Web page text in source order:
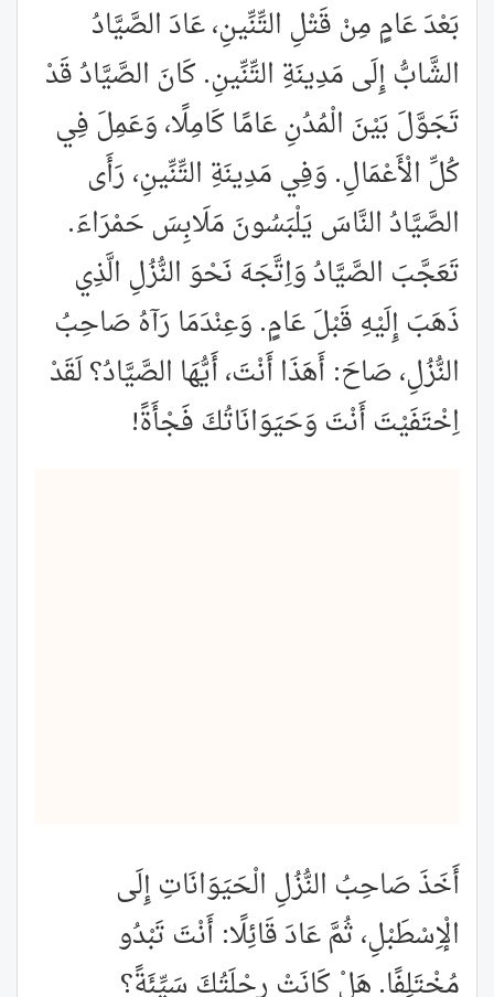
بَعْدَ عَامٍ مِنْ قَتْلِ التِّنِّينِ، عَادَ الصَّيَّادُ
الشَّابُّ إِلَى مَدِينَةِ التِّنِّينِ. كَانَ الصَّيَّادُ قَدْ
تَجَوَّلَ بَيْنَ الْمُدُنِ عَامًا كَامِلًا، وَعَمِلَ فِي
كُلِّ الْأَعْمَالِ. وَفِي مَدِينَةِ التِّنِّينِ، رَأَى
الصَّيَّادُ النَّاسَ يَلْبَسُونَ مَلَابِسَ حَمْرَاءَ.
تَعَجَّبَ الصَّيَّادُ وَاِتَّجَهَ نَحْوَ النُّزُلِ الَّذِي
ذَهَبَ إِلَيْهِ قَبْلَ عَامٍ. وَعِنْدَمَا رَآهُ صَاحِبُ
النُّزُلِ، صَاحَ: أَهَذَا أَنْتَ، أَيُّهَا الصَّيَّادُ؟ لَقَدْ
اِخْتَفَيْتَ أَنْتَ وَحَيَوَانَاتُكَ فَجْأَةً!
أَخَذَ صَاحِبُ النُّزُلِ الْحَيَوَانَاتِ إِلَى
الْإِسْطَبْلِ، ثُمَّ عَادَ قَائِلًا: أَنْتَ تَبْدُو
مُخْتَلِفًا. هَلْ كَانَتْ رِحْلَتُكَ سَيِّئَةً؟